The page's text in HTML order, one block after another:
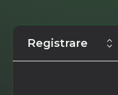
Registrare